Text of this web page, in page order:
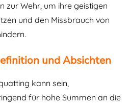
zur Wehr, um ihre geistigen
und den Missbrauch von
und Absichten
kann sein,
für hohe Summen an die